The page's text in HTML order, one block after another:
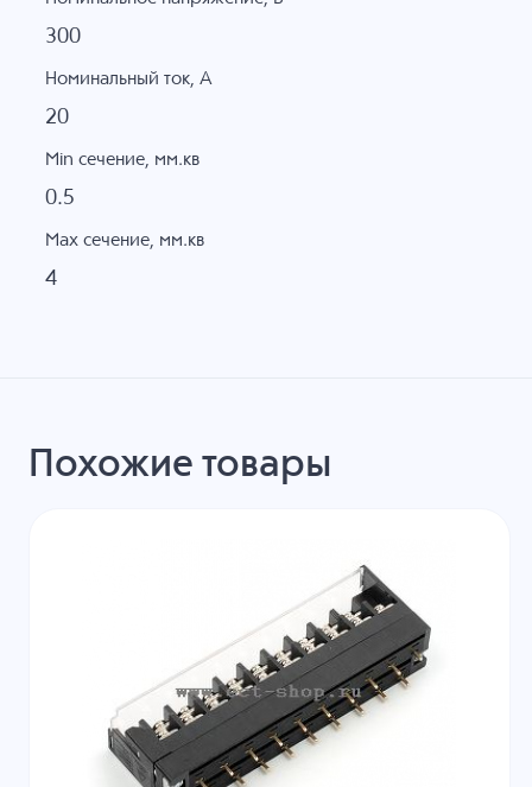
300
Номинальный ток, А
20
Min сечение, мм.кв
0.5
Max сечение, мм.кв
4
Похожие товары